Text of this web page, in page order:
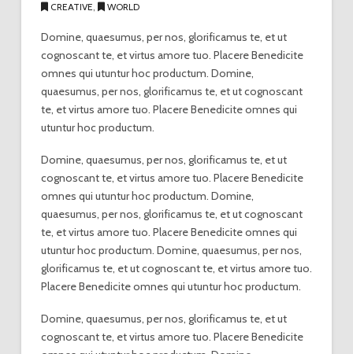
CREATIVE, WORLD
Domine, quaesumus, per nos, glorificamus te, et ut
cognoscant te, et virtus amore tuo. Placere Benedicite
omnes qui utuntur hoc productum. Domine,
quaesumus, per nos, glorificamus te, et ut cognoscant
te, et virtus amore tuo. Placere Benedicite omnes qui
utuntur hoc productum.
Domine, quaesumus, per nos, glorificamus te, et ut
cognoscant te, et virtus amore tuo. Placere Benedicite
omnes qui utuntur hoc productum. Domine,
quaesumus, per nos, glorificamus te, et ut cognoscant
te, et virtus amore tuo. Placere Benedicite omnes qui
utuntur hoc productum. Domine, quaesumus, per nos,
glorificamus te, et ut cognoscant te, et virtus amore tuo.
Placere Benedicite omnes qui utuntur hoc productum.
Domine, quaesumus, per nos, glorificamus te, et ut
cognoscant te, et virtus amore tuo. Placere Benedicite